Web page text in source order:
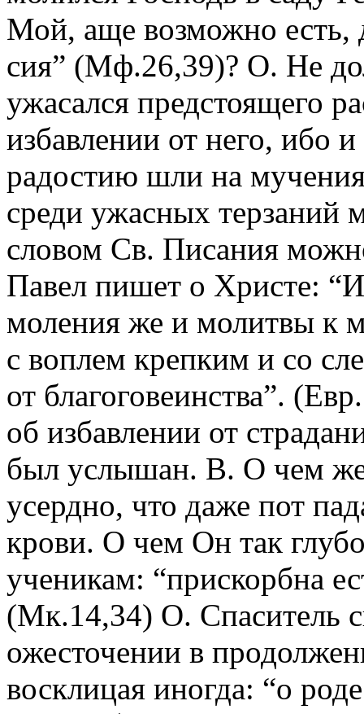
Мой, аще возможно
сия” (Мф.26,39)? О. Не
ужасался предстоящего
избавлении от него, ибо
радостию шли на
среди ужасных терзаний
словом Св. Писания
Павел пишет о Христе:
моления же и молитвы к
с воплем крепким и со
от благоговеинства”.
об избавлении от
был услышан. В. О чем же
усердно, что даже пот
крови. О чем Он так
ученикам: “прискорбна
(Мк.14,34) О. Спаситель
ожесточении в
восклицая иногда: “о